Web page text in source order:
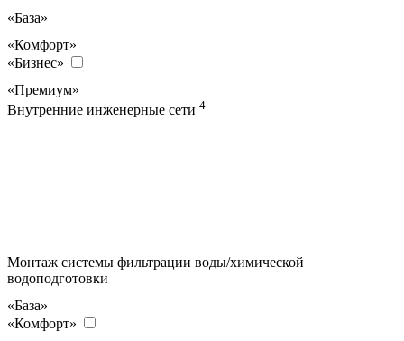
«База»
«Комфорт»
«Бизнес»
«Премиум»
Внутренние инженерные сети 4
Монтаж системы фильтрации воды/химической
водоподготовки
«База»
«Комфорт»